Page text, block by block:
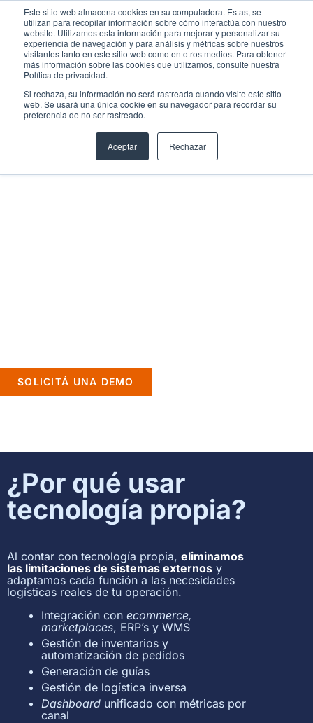
Este sitio web almacena cookies en su computadora. Estas, se
utilizan para recopilar información sobre cómo interactúa con nuestro
website. Utilizamos esta información para mejorar y personalizar su
experiencia de navegación y para análisis y métricas sobre nuestros
visitantes tanto en este sitio web como en otros medios. Para obtener
más información sobre las cookies que utilizamos, consulte nuestra
Política de privacidad.
Si rechaza, su información no será rastreada cuando visite este sitio
web. Se usará una única cookie en su navegador para recordar su
preferencia de no ser rastreado.
Aceptar Rechazar
INICIA SESIÓN
Conectá y
centralizá toda
SOLICITÁ UNA DEMO
¿Por qué usar
tecnología propia?
Al contar con tecnología propia, eliminamos
las limitaciones de sistemas externos y
adaptamos cada función a las necesidades
logísticas reales de tu operación.
Integración con ecommerce,
marketplaces, ERP’s y WMS
Gestión de inventarios y
automatización de pedidos
Generación de guías
Gestión de logística inversa
Dashboardunificado con métricas por
canal